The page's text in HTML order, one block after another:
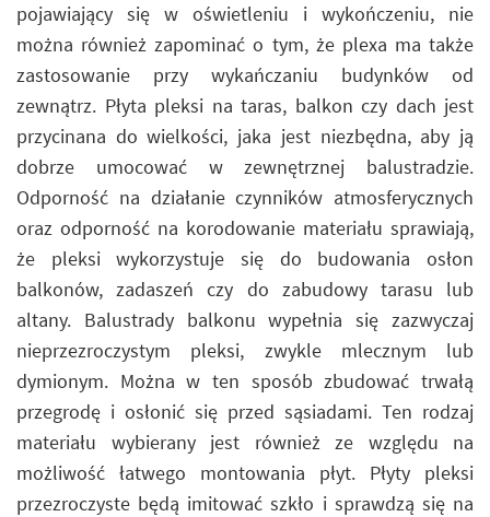
pojawiający się w oświetleniu i wykończeniu, nie
można również zapominać o tym, że plexa ma także
zastosowanie przy wykańczaniu budynków od
zewnątrz. Płyta pleksi na taras, balkon czy dach jest
przycinana do wielkości, jaka jest niezbędna, aby ją
dobrze umocować w zewnętrznej balustradzie.
Odporność na działanie czynników atmosferycznych
oraz odporność na korodowanie materiału sprawiają,
że pleksi wykorzystuje się do budowania osłon
balkonów, zadaszeń czy do zabudowy tarasu lub
altany. Balustrady balkonu wypełnia się zazwyczaj
nieprzezroczystym pleksi, zwykle mlecznym lub
dymionym. Można w ten sposób zbudować trwałą
przegrodę i osłonić się przed sąsiadami. Ten rodzaj
materiału wybierany jest również ze względu na
możliwość łatwego montowania płyt. Płyty pleksi
przezroczyste będą imitować szkło i sprawdzą się na